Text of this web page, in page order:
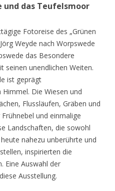
und das Teufelsmoor
Fotoreise des „Grünen
Weyde nach Worpswede
das Besondere
seinen unendlichen Weiten.
ist geprägt
Die Wiesen und
Flussläufen, Gräben und
und einmalige
Landschaften, die sowohl
nahezu unberührte und
inspirierten die
Eine Auswahl der
Ausstellung.